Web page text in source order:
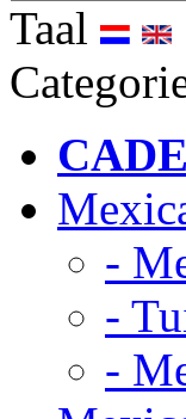
Taal
-
-
-